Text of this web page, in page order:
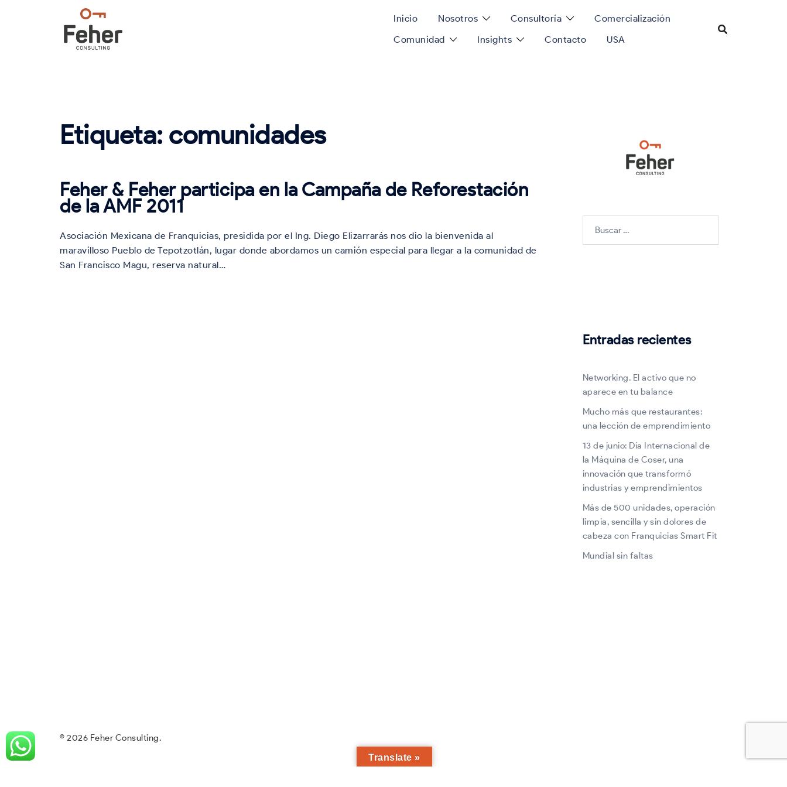
Inicio Nosotros Consultoría
Comercialización
Comunidad
Insights Contacto USA
Etiqueta: comunidades
Feher & Feher participa en la Campaña de Reforestación
de la AMF 2011
Asociación Mexicana de Franquicias, presidida por el Ing. Diego Elizarrarás nos dio la bienvenida al
maravilloso Pueblo de Tepotzotlán, lugar donde abordamos un camión especial para llegar a la comunidad de
San Francisco Magu, reserva natural…
Entradas recientes
Networking. El activo que no
aparece en tu balance
Mucho más que restaurantes:
una lección de emprendimiento
13 de junio: Día Internacional de
la Máquina de Coser, una
innovación que transformó
industrias y emprendimientos
Más de 500 unidades, operación
limpia, sencilla y sin dolores de
cabeza con Franquicias Smart Fit
Mundial sin faltas
© 2026 Feher Consulting.
Translate »